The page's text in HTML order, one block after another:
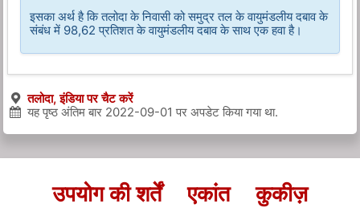
इसका अर्थ है कि तलोदा के निवासी को समुद्र तल के वायुमंडलीय दबाव के
संबंध में 98,62 प्रतिशत के वायुमंडलीय दबाव के साथ एक हवा है।
तलोदा, इंडिया पर चैट करें
यह पृष्ठ अंतिम बार 2022-09-01 पर अपडेट किया गया था.
उपयोग की शर्तें एकांत कुकीज़